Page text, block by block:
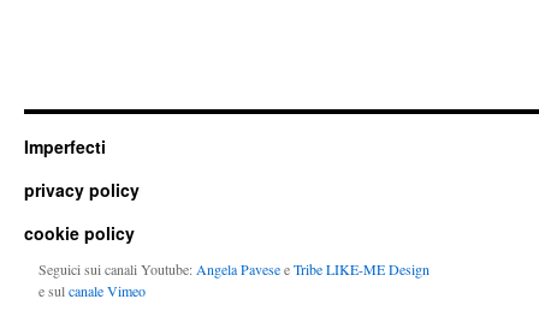
Imperfecti
privacy policy
cookie policy
Seguici sui canali Youtube: Angela PaveseeTribe LIKE-ME Design
e sulcanale Vimeo